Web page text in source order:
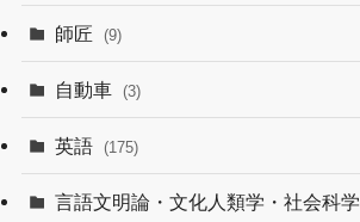
師匠 (9)
自動車 (3)
英語 (175)
言語文明論・文化人類学・社会科学